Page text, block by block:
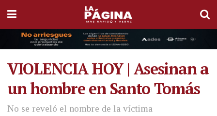
VIOLENCIA HOY | Asesinan a
un hombre en Santo Tomás
No se reveló el nombre de la víctima